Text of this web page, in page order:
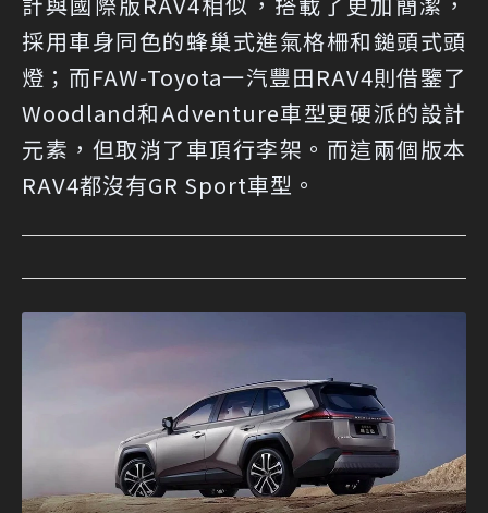
採用車身同色的蜂巢式進氣格柵和鎚頭式頭
燈；而FAW-Toyota一汽豐田RAV4則借鑒了
Woodland和Adventure車型更硬派的設計
元素，但取消了車頂行李架。而這兩個版本
RAV4都沒有GR Sport車型。